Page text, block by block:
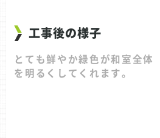
工事後の様子
とても鮮やか緑色が和室全体
を明るくしてくれます。